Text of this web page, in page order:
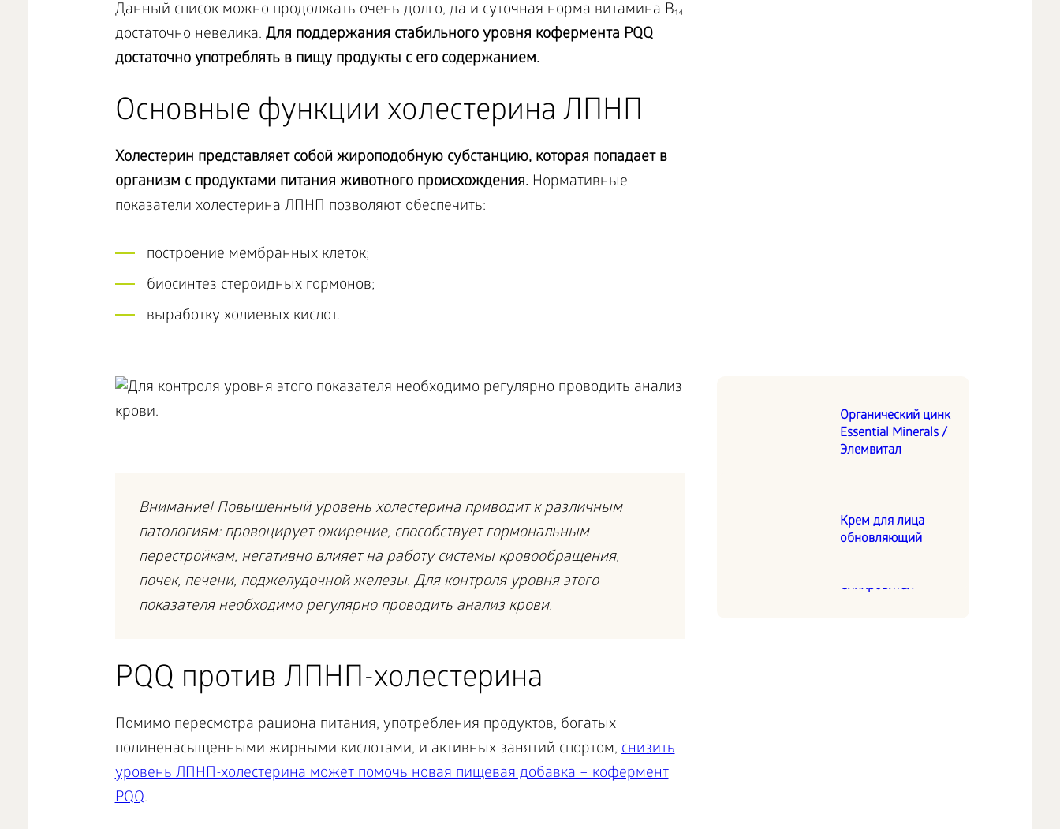
Данный список можно продолжать очень долго, да и суточная норма витамина B₁₄
достаточно невелика. Для поддержания стабильного уровня кофермента PQQ
достаточно употреблять в пищу продукты с его содержанием.
Основные функции холестерина ЛПНП
Холестерин представляет собой жироподобную субстанцию, которая попадает в
организм с продуктами питания животного происхождения. Нормативные
показатели холестерина ЛПНП позволяют обеспечить:
построение мембранных клеток;
биосинтез стероидных гормонов;
выработку холиевых кислот.
Органический цинк
Essential Minerals /
Элемвитал
Хронобиологическая
Синхровитал
Крем для лица
обновляющий
Внимание! Повышенный уровень холестерина приводит к различным
патологиям: провоцирует ожирение, способствует гормональным
перестройкам, негативно влияет на работу системы кровообращения,
почек, печени, поджелудочной железы. Для контроля уровня этого
показателя необходимо регулярно проводить анализ крови.
PQQ против ЛПНП-холестерина
Помимо пересмотра рациона питания, употребления продуктов, богатых
полиненасыщенными жирными кислотами, и активных занятий спортом,снизить
уровень ЛПНП-холестерина может помочь новая пищевая добавка – кофермент
PQQ.